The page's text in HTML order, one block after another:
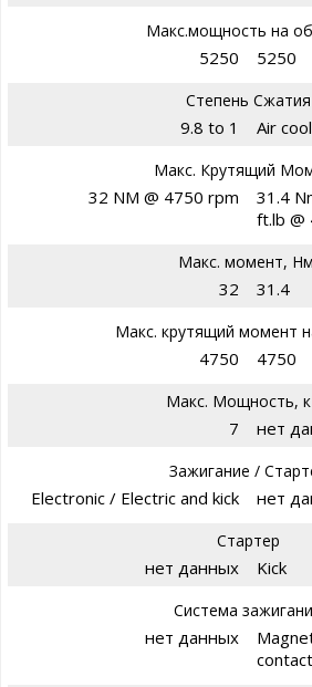
Макс.мощность на
5250 5250
Степень Сжатия
9.8 to 1 Air
Макс. Крутящий
32 NM @ 4750 rpm
31.4
ft.lb @
Макс. момент,
32 31.4
Макс. крутящий момент
4750 4750
Макс. Мощность,
7 нет
Зажигание /
Electronic / Electric and kick нет
Стартер
нет данных Kick
Система
нет данных